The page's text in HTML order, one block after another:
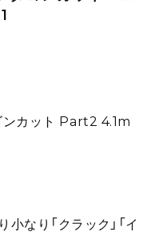
ンカット Part2 4.1m
なり「クラック」「イ